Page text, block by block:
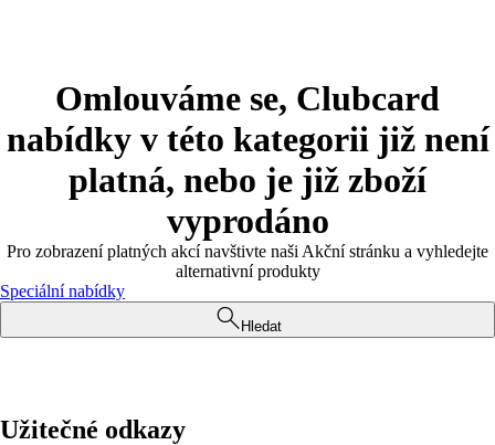
Omlouváme se, Clubcard
nabídky v této kategorii již není
platná, nebo je již zboží
vyprodáno
Pro zobrazení platných akcí navštivte naši Akční stránku a vyhledejte
alternativní produkty
Speciální nabídky
Hledat
Užitečné odkazy